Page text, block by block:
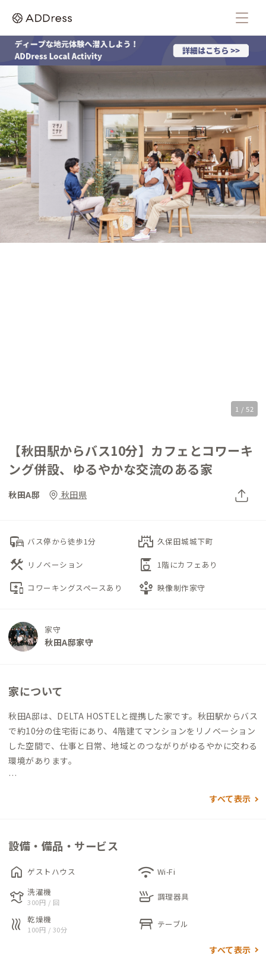
1 / 52
【秋田駅からバス10分】カフェとコワーキ
ング併設、ゆるやかな交流のある家
秋田A邸 秋田県
commute バス停から徒歩1分 castle 久保田城城下町
construction リノベーション coffee_maker 1階にカフェあり
important_devices コワーキングスペースあり person_play 映像制作家守
家守
秋田A邸家守
家について
秋田A邸は、DELTA HOSTELと提携した家です。秋田駅からバス
で約10分の住宅街にあり、4階建てマンションをリノベーション
した空間で、仕事と日常、地域とのつながりがゆるやかに交わる
環境があります。
ています。ちょっとした作業やリモートワークにも対応してお
フォンブースも利用できます。
1階にはカフェ「COFFEEHOUSE マチノミナト」が併設されて
おり、スペシャルティコーヒーや秋田の食材と世界各地の調理法
を掛け合わせたランチ、スイーツをを楽しめます。施設内ではE
nglish CafeやPOP-UPなども開催されており、人や活動が行き
ーなどもあり、秋田で暮らす感覚を楽しめる家です。
すべて表示
設備・備品・サービス
home ゲストハウス wifi Wi-Fi
laundry 洗濯機
300円 / 回 skillet 調理器具
heat 乾燥機
100円 / 30分 table_restaurant テーブル
すべて表示